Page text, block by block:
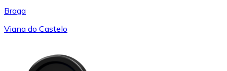
Braga
Viana do Castelo